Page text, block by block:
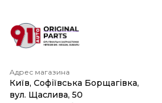
Адрес магазина
Київ, Софіївська Борщагівка,
вул. Щаслива, 50